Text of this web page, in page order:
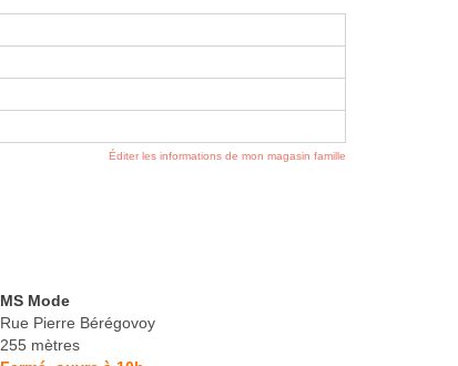
Éditer les informations de mon magasin famille
MS Mode
Rue Pierre Bérégovoy
255 mètres